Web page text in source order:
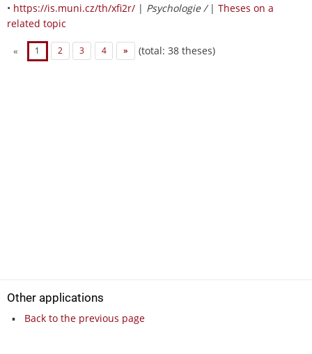
• https://is.muni.cz/th/xfi2r/ | Psychologie / | Theses on a
related topic
« 1 2 3 4 » (total: 38 theses)
Other applications
Back to the previous page